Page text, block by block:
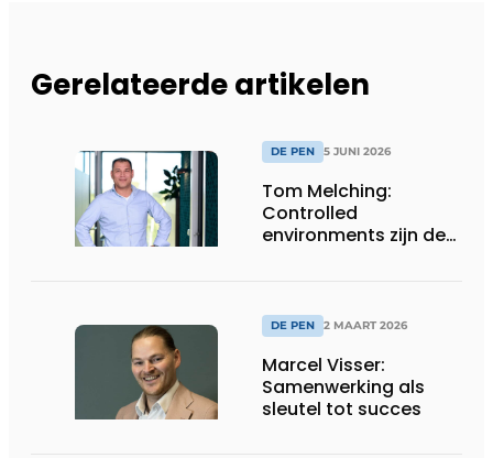
Gerelateerde artikelen
DE PEN 5 JUNI 2026
Tom Melching:
Controlled
environments zijn de
DE PEN 2 MAART 2026
Marcel Visser:
Samenwerking als
sleutel tot succes